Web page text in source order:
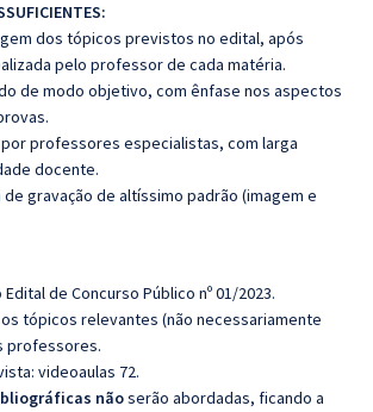
dos tópicos previstos no edital, após
pelo professor de cada matéria.
de modo objetivo, com ênfase nos aspectos
por professores especialistas, com larga
docente.
gravação de altíssimo padrão (imagem e
de Concurso Público nº 01/2023.
tópicos relevantes (não necessariamente
professores.
videoaulas 72.
nãoserão abordadas, ficando a